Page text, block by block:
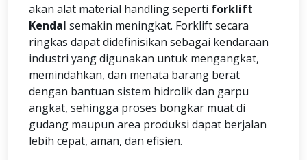
akan alat material handling seperti forklift
Kendal semakin meningkat. Forklift secara
ringkas dapat didefinisikan sebagai kendaraan
industri yang digunakan untuk mengangkat,
memindahkan, dan menata barang berat
dengan bantuan sistem hidrolik dan garpu
angkat, sehingga proses bongkar muat di
gudang maupun area produksi dapat berjalan
lebih cepat, aman, dan efisien.